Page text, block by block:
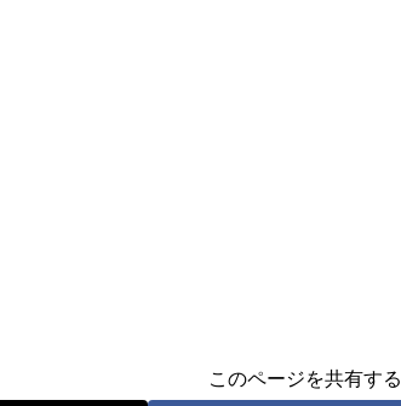
このページを共有する